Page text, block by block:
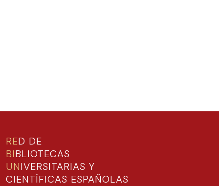
RED DE
BIBLIOTECAS
UNIVERSITARIAS Y
CIENTÍFICAS ESPAÑOLAS